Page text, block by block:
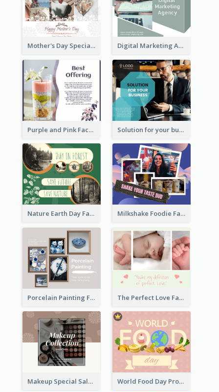
Mother's Day Special Sale Orange Facebook Post Digital Marketing Agency Green Facebook Post
Purple and Pink Facebook Post Solution for your business Facebook Post
Nature Earth Day Facebook Post Milkshake Foodie Facebook Post
Porcelain Painting Facebook Post The Perfect Love Facebook Post
Makeup Special Sale Facebook Post World Food Day Promote Facebook Post